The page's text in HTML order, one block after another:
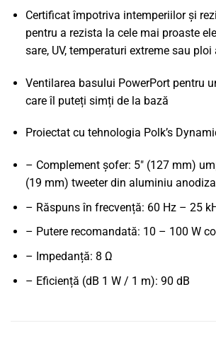
Certificat împotriva intemperiilor și
pentru a rezista la cele mai proaste
sare, UV, temperaturi extreme sau
Ventilarea basului PowerPort pentru
care îl puteți simți de la bază
Proiectat cu tehnologia Polk’s
– Complement șofer: 5" (127 mm)
(19 mm) tweeter din aluminiu
– Răspuns în frecvență: 60 Hz – 25
– Putere recomandată: 10 – 100 W
– Impedanță: 8 Ω
– Eficiență (dB 1 W / 1 m): 90 dB